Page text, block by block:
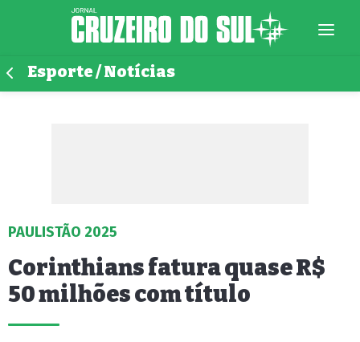
Esporte / Notícias
PAULISTÃO 2025
Corinthians fatura quase R$
50 milhões com título